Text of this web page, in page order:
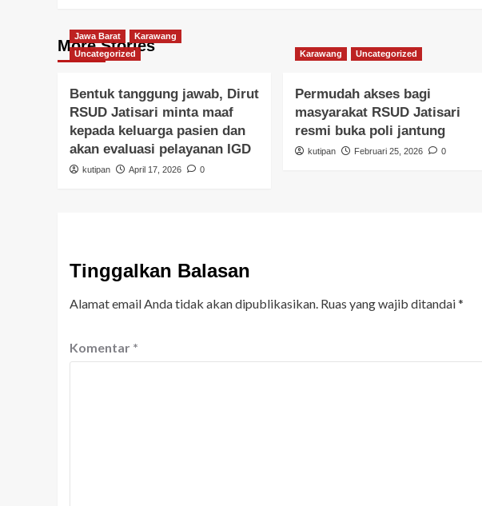
More Stories
Jawa Barat
Karawang
Uncategorized
Bentuk tanggung jawab, Dirut
RSUD Jatisari minta maaf
kepada keluarga pasien dan
akan evaluasi pelayanan IGD
kutipan April 17, 2026 0
Karawang Uncategorized
Permudah akses bagi
masyarakat RSUD Jatisari
resmi buka poli jantung
kutipan Februari 25, 2026 0
Tinggalkan Balasan
Alamat email Anda tidak akan dipublikasikan. Ruas yang wajib ditandai*
Komentar *